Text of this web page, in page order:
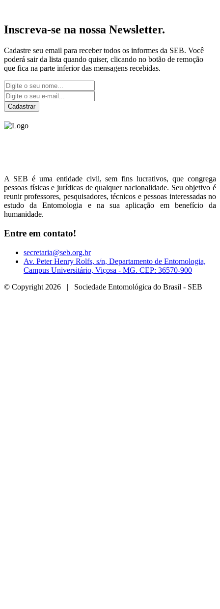
Inscreva-se na nossa Newsletter.
Cadastre seu email para receber todos os informes da SEB. Você
poderá sair da lista quando quiser, clicando no botão de remoção
que fica na parte inferior das mensagens recebidas.
Cadastrar
A SEB é uma entidade civil, sem fins lucrativos, que congrega
pessoas físicas e jurídicas de qualquer nacionalidade. Seu objetivo é
reunir professores, pesquisadores, técnicos e pessoas interessadas no
estudo da Entomologia e na sua aplicação em benefício da
humanidade.
Entre em contato!
secretaria@seb.org.br
Av. Peter Henry Rolfs, s/n, Departamento de Entomologia,
Campus Universitário, Viçosa - MG. CEP: 36570-900
© Copyright 2026 | Sociedade Entomológica do Brasil - SEB